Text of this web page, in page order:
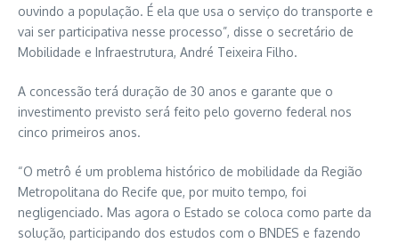
ouvindo a população. É ela que usa o serviço do transporte e
vai ser participativa nesse processo”, disse o secretário de
Mobilidade e Infraestrutura, André Teixeira Filho.
A concessão terá duração de 30 anos e garante que o
investimento previsto será feito pelo governo federal nos
cinco primeiros anos.
“O metrô é um problema histórico de mobilidade da Região
Metropolitana do Recife que, por muito tempo, foi
negligenciado. Mas agora o Estado se coloca como parte da
solução, participando dos estudos com o BNDES e fazendo